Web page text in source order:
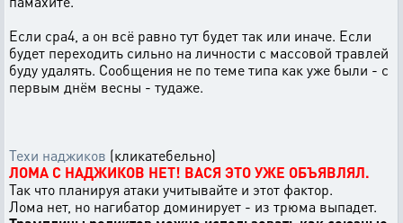
Если сра4, а он всё равно тут будет так или иначе. Если
будет переходить сильно на личности с массовой травлей
буду удалять. Сообщения не по теме типа как уже были - с
первым днём весны - тудаже.
Техи наджиков (кликатебельно)
ЛОМА С НАДЖИКОВ НЕТ! ВАСЯ ЭТО УЖЕ ОБЪЯВЛЯЛ.
Так что планируя атаки учитывайте и этот фактор.
Лома нет, но нагибатор доминирует - из трюма выпадет.